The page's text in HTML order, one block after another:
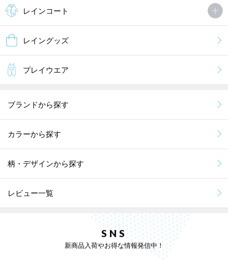
レインコート
レイングッズ
プレイウエア
ブランドから探す
カラーから探す
柄・デザインから探す
レビュー一覧
SNS
新商品入荷やお得な情報発信中！